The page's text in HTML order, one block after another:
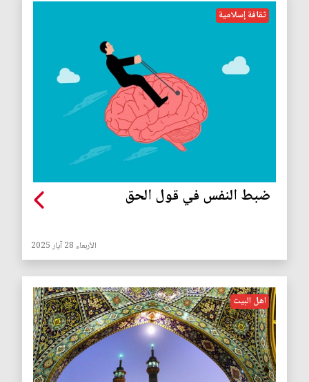
ثقافة إسلامية
ضبط النفس في قول الحق
الأربعاء 28 آيار 2025
اهل البيت